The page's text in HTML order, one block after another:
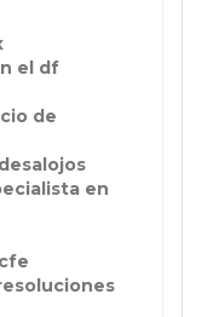
el df
de
en